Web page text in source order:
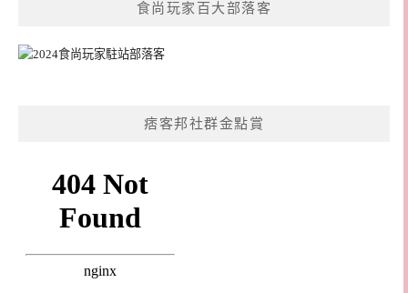
食尚玩家百大部落客
痞客邦社群金點賞